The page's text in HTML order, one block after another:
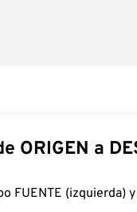
ORIGEN a
FUENTE